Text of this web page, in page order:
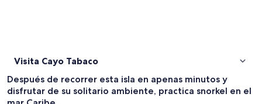
Visita Cayo Tabaco
Después de recorrer esta isla en apenas minutos y
disfrutar de su solitario ambiente, practica snorkel en el